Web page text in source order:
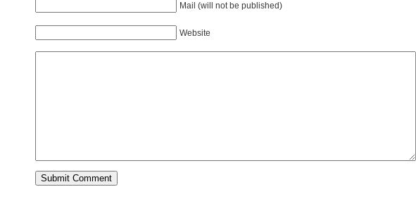
Mail (will not be published)
Website